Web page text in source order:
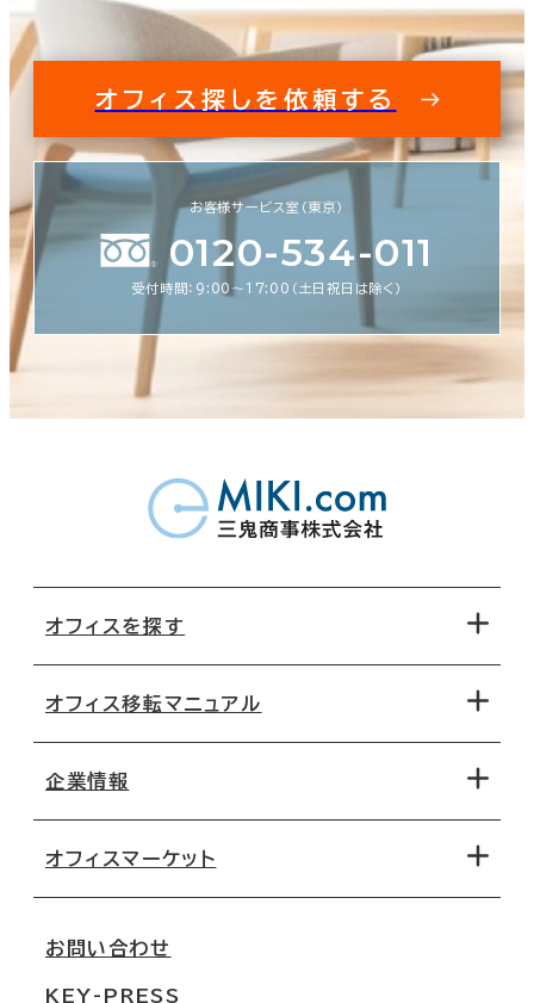
オフィス探しを依頼する
お客様サービス室（東京）
0120-534-011
受付時間：9:00〜17:00（土日祝日は除く）
オフィスを探す
地図から探す
路線・駅から探す
オフィス移転マニュアル
移転コストシミュレーション
移転スケジュール
オフィス移転Q&A
企業情報
オフィスマーケット
お問い合わせ
KEY-PRESS